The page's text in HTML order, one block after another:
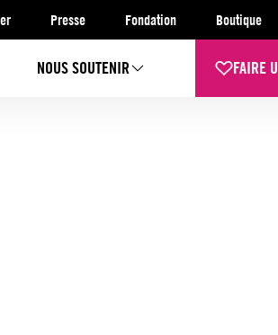
Presse Fondation Boutique
NOUS SOUTENIR FAIRE